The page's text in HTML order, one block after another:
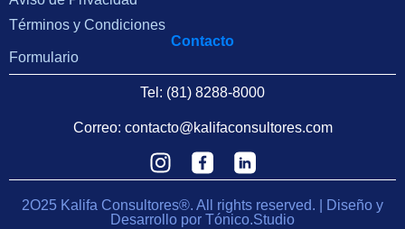
Términos y Condiciones
Contacto
Formulario
Tel: (81) 8288-8000
Correo: contacto@kalifaconsultores.com
2O25 Kalifa Consultores®. All rights reserved. | Diseño y
Desarrollo por Tónico.Studio